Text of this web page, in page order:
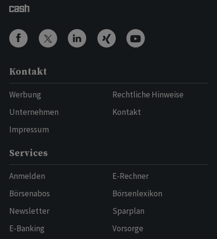
Kontakt
Werbung
Unternehmen
Impressum
Rechtliche Hinweise
Kontakt
Services
Anmelden
Börsenabos
Newsletter
E-Banking
E-Rechner
Börsenlexikon
Sparplan
Vorsorge